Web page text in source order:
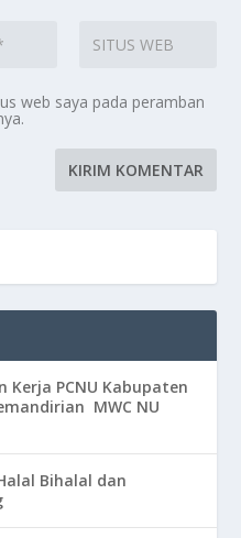
web saya pada peramban
PCNU Kabupaten
MWC NU
Bihalal dan